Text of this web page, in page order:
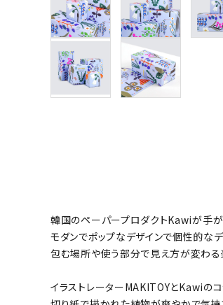
韓国のペーパープロダクトKawiが手が
モダンでポップなデザインで個性的な
包む場所や使う部分で見え方が変わ
イラストレーターMAKITOYとKawiの